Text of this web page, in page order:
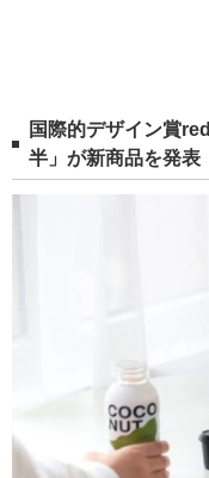
国際的デザイン賞
半」が新商品を発表